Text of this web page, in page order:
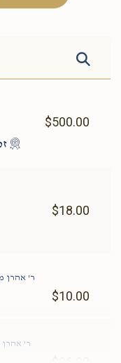
$500.00
$18.00
ר' אהרן
$10.00
ר' אהרן